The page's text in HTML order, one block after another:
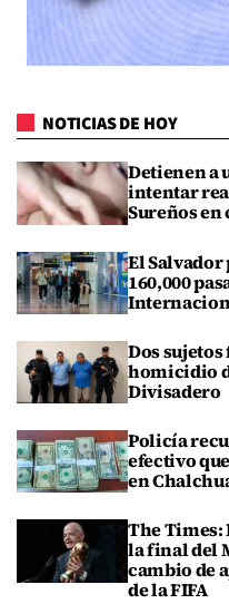
NOTICIAS DE HOY
Detienen a
intentar
Sureños en
El
160,000
Dos
homicidio
Divisadero
Policía
efectivo
en
The
la final del
cambio de
de la FIFA